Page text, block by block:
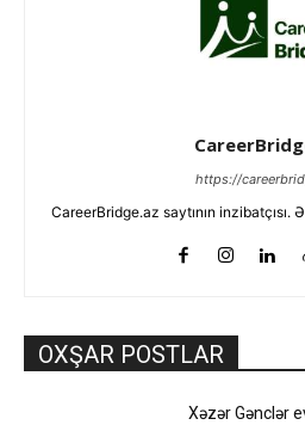
https://
CareerBridge.az saytının inzibatçısı.
OXŞAR POSTLAR
Xəzər Gənclər